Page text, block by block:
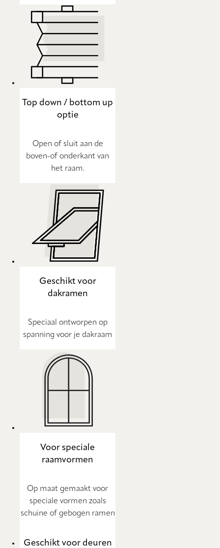
Top down / bottom up
optie
Open of sluit aan de
boven-of onderkant van
het raam.
Geschikt voor
dakramen
Speciaal ontworpen op
spanning voor je dakraam
Voor speciale
raamvormen
Op maat gemaakt voor
speciale vormen zoals
schuine of gebogen ramen
Geschikt voor deuren